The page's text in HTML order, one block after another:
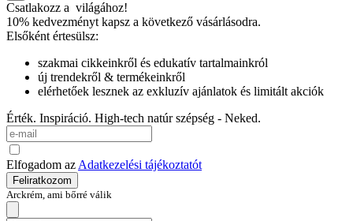
Csatlakozz a világához!
10% kedvezményt kapsz a következő vásárlásodra.
Elsőként értesülsz:
szakmai cikkeinkről és edukatív tartalmainkról
új trendekről & termékeinkről
elérhetőek lesznek az exkluzív ajánlatok és limitált akciók
Érték. Inspiráció. High-tech natúr szépség - Neked.
Elfogadom az Adatkezelési tájékoztatót
Feliratkozom
Arckrém, ami bőrré válik